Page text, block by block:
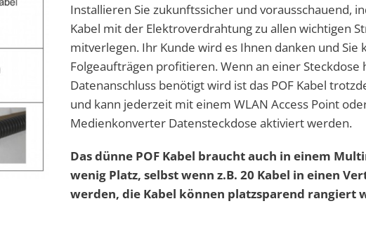
Installieren Sie zukunftssicher und vorausschauend,
Kabel mit der Elektroverdrahtung zu allen wichtigen
mitverlegen. Ihr Kunde wird es Ihnen danken und Sie
Folgeaufträgen profitieren. Wenn an einer Steckdose
Datenanschluss benötigt wird ist das POF Kabel
und kann jederzeit mit einem WLAN Access Point
Medienkonverter Datensteckdose aktiviert werden.
Das dünne POF Kabel braucht auch in einem
wenig Platz, selbst wenn z.B. 20 Kabel in einen
werden, die Kabel können platzsparend rangiert